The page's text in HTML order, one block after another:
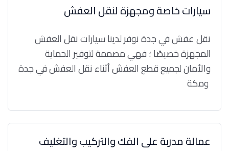
سيارات خاصة ومجهزة لنقل العفش
نقل عفش في جدة نوفر لدينا سيارات نقل العفش
المجهزة خصيصًا ؛ فهي مصممة لتوفير الحماية
والأمان لجميع قطع العفش أثناء نقل العفش في جدة
عمالة مدربة على الفك والتركيب والتغليف